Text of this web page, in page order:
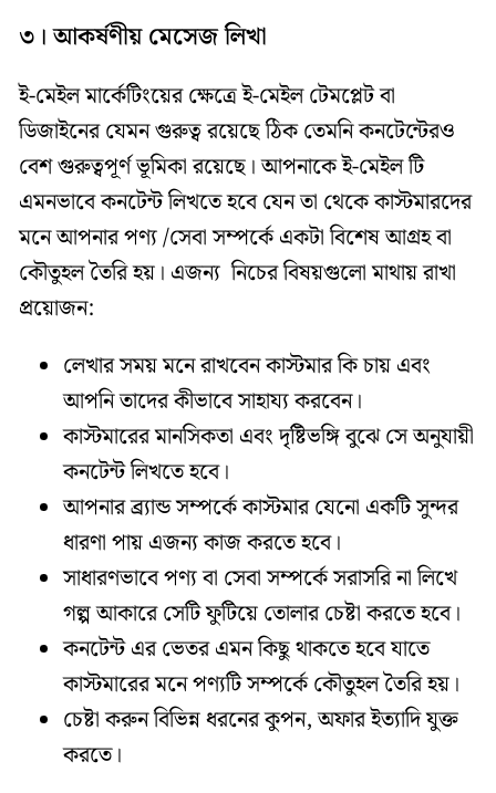
৩। আকর্ষণীয় মেসেজ লিখা
ই-মেইল মার্কেটিংয়ের ক্ষেত্রে ই-মেইল টেমপ্লেট বা
ডিজাইনের যেমন গুরুত্ব রয়েছে ঠিক তেমনি কনটেন্টেরও
বেশ গুরুত্বপূর্ণ ভূমিকা রয়েছে। আপনাকে ই-মেইল টি
এমনভাবে কনটেন্ট লিখতে হবে যেন তা থেকে কাস্টমারদের
মনে আপনার পণ্য /সেবা সম্পর্কে একটা বিশেষ আগ্রহ বা
কৌতুহল তৈরি হয়। এজন্য নিচের বিষয়গুলো মাথায় রাখা
প্রয়োজন:
লেখার সময় মনে রাখবেন কাস্টমার কি চায় এবং
আপনি তাদের কীভাবে সাহায্য করবেন।
কাস্টমারের মানসিকতা এবং দৃষ্টিভঙ্গি বুঝে সে অনুযায়ী
কনটেন্ট লিখতে হবে।
আপনার ব্র্যান্ড সম্পর্কে কাস্টমার যেনো একটি সুন্দর
ধারণা পায় এজন্য কাজ করতে হবে।
সাধারণভাবে পণ্য বা সেবা সম্পর্কে সরাসরি না লিখে
গল্প আকারে সেটি ফুটিয়ে তোলার চেষ্টা করতে হবে।
কনটেন্ট এর ভেতর এমন কিছু থাকতে হবে যাতে
কাস্টমারের মনে পণ্যটি সম্পর্কে কৌতুহল তৈরি হয়।
চেষ্টা করুন বিভিন্ন ধরনের কুপন, অফার ইত্যাদি যুক্ত
করতে।